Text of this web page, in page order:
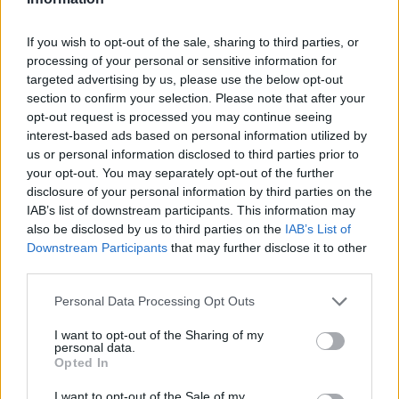
If you wish to opt-out of the sale, sharing to third parties, or
processing of your personal or sensitive information for
targeted advertising by us, please use the below opt-out
section to confirm your selection. Please note that after your
opt-out request is processed you may continue seeing
interest-based ads based on personal information utilized by
us or personal information disclosed to third parties prior to
your opt-out. You may separately opt-out of the further
disclosure of your personal information by third parties on the
IAB’s list of downstream participants. This information may
also be disclosed by us to third parties on the IAB’s List of
Downstream Participants that may further disclose it to other
Please note that this website/app uses one or more Google
not limited to your visit or usage behaviour. You may click to
grant or deny consent to Google and its third-party tags to
use your data for below specified purposes in below Google
consent section.
Personal Data Processing Opt Outs
I want to opt-out of the Sharing of my
personal data.
Opted In
I want to opt-out of the Sale of my
hiszen a Kolibri Színház színházpedagógiai
célú előadásaiban is rendszeresen játszik.
A produkciót a Bohócok a Láthatáron
Csoport hívta életre, akiknek fontos céljuk,
hogy előadásaikkal, drámapedagógiai
foglalkozásaikkal, közösségi színházi
eseményeikkel segítsék a marginalizálódott,
elszegényedett, vagy más szempontból
kirekesztett közösségek kulturális és
közösségi életének fejlődését. Akut
érzékenységet egyéni és közösségi szinten
is. A csoportot 2010-ben Feuer Yvette
alapította, aki az Ablak című előadásban az
anyát, Lizt alakítja majd.